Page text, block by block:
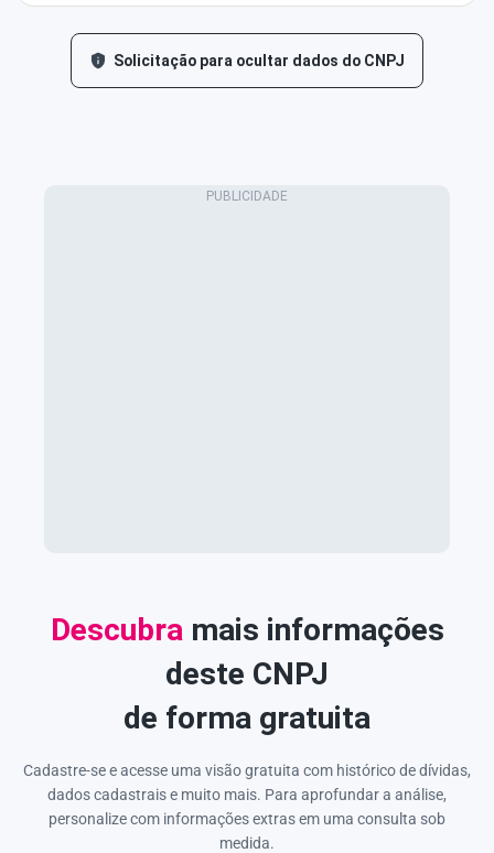
Solicitação para ocultar dados do CNPJ
Descubra mais informações
deste CNPJ
de forma gratuita
Cadastre-se e acesse uma visão gratuita com histórico de dívidas,
dados cadastrais e muito mais. Para aprofundar a análise,
personalize com informações extras em uma consulta sob
medida.